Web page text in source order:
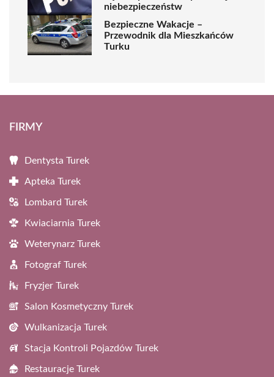
niebezpieczeństw
Bezpieczne Wakacje –
Przewodnik dla Mieszkańców
Turku
FIRMY
Dentysta Turek
Apteka Turek
Lombard Turek
Kwiaciarnia Turek
Weterynarz Turek
Fotograf Turek
Fryzjer Turek
Salon Kosmetyczny Turek
Wulkanizacja Turek
Stacja Kontroli Pojazdów Turek
Restauracje Turek